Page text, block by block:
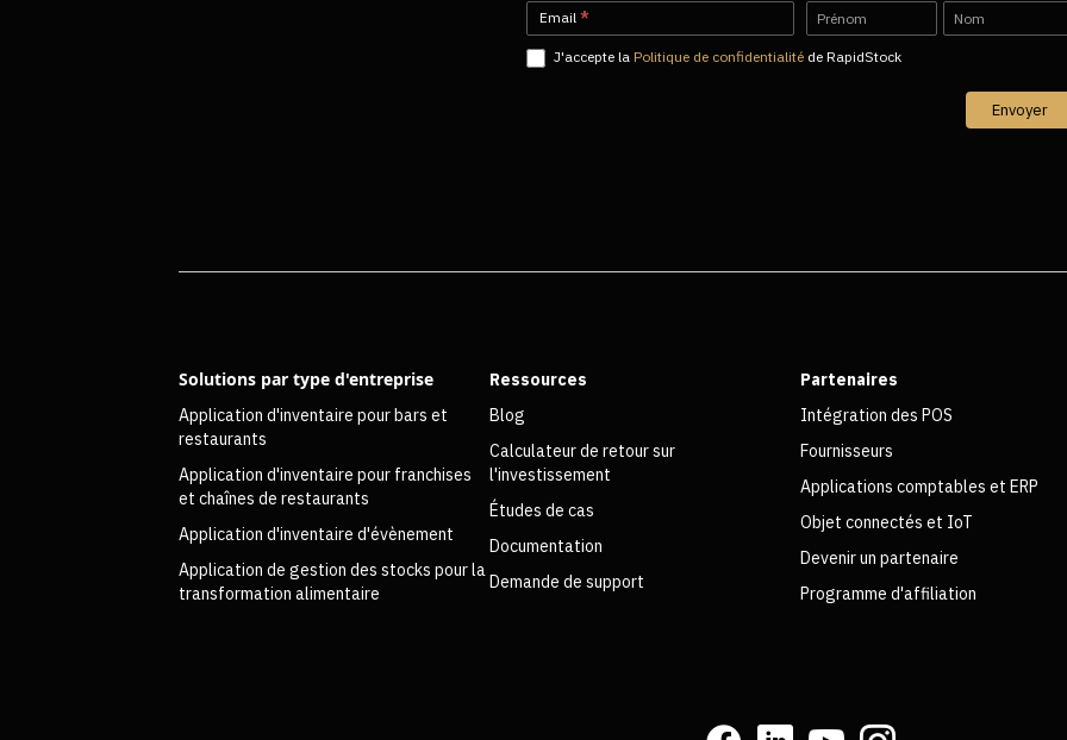
Newsletter-
FR
Email * Name Name
J'accepte la Politique de confidentialité de RapidStock
Envoyer
Solutions par type d'entreprise
Application d'inventaire pour bars et
restaurants
Application d'inventaire pour franchises
et chaînes de restaurants
Application d'inventaire d'évènement
Application de gestion des stocks pour la
transformation alimentaire
Ressources
Blog
Calculateur de retour sur
l'investissement
Études de cas
Documentation
Demande de support
Partenaires
Intégration des POS
Fournisseurs
Applications comptables et ERP
Objet connectés et IoT
Devenir un partenaire
Programme d'affiliation